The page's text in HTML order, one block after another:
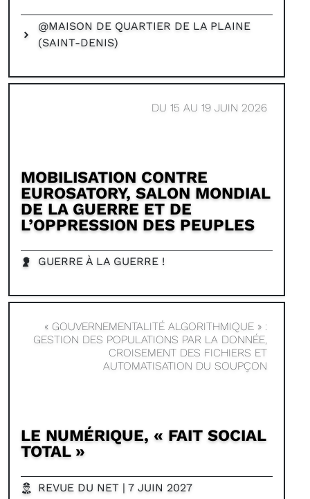
@MAISON DE QUARTIER DE LA PLAINE
(SAINT-DENIS)
DU 15 AU 19 JUIN 2026
MOBILISATION CONTRE
EUROSATORY, SALON MONDIAL
DE LA GUERRE ET DE
L’OPPRESSION DES PEUPLES
GUERRE À LA GUERRE !
« GOUVERNEMENTALITÉ ALGORITHMIQUE » :
GESTION DES POPULATIONS PAR LA DONNÉE,
CROISEMENT DES FICHIERS ET
AUTOMATISATION DU SOUPÇON
LE NUMÉRIQUE, « FAIT SOCIAL
TOTAL »
REVUE DU NET | 7 JUIN 2027